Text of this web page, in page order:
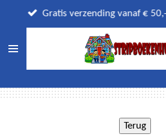
direct
naar
Gratis verzending vanaf €